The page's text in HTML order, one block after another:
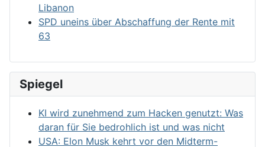
Libanon
SPD uneins über Abschaffung der Rente mit
63
Spiegel
KI wird zunehmend zum Hacken genutzt: Was
daran für Sie bedrohlich ist und was nicht
USA: Elon Musk kehrt vor den Midterm-